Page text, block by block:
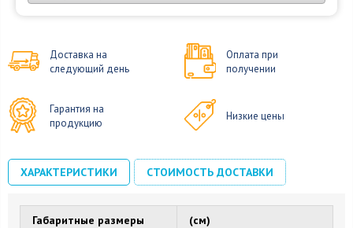
Доставка на
следующий день
Оплата при
получении
Гарантия на
продукцию
Низкие цены
ХАРАКТЕРИСТИКИ СТОИМОСТЬ ДОСТАВКИ
Габаритные размеры (см)